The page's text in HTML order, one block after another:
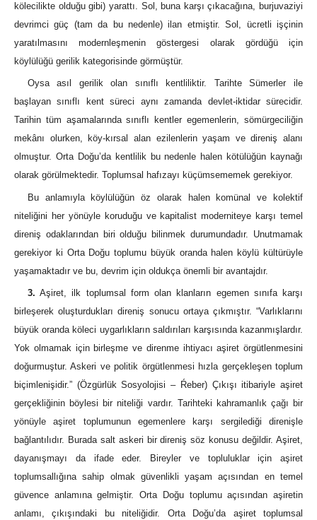
kölecilikte olduğu gibi) yarattı. Sol, buna karşı çıkacağına, burjuvaziyi
devrimci güç (tam da bu nedenle) ilan etmiştir. Sol, ücretli işçinin
yaratılmasını modernleşmenin göstergesi olarak gördüğü için
köylülüğü gerilik kategorisinde görmüştür.
Oysa asıl gerilik olan sınıflı kentliliktir. Tarihte Sümerler ile
başlayan sınıflı kent süreci aynı zamanda devlet-iktidar sürecidir.
Tarihin tüm aşamalarında sınıflı kentler egemenlerin, sömürgeciliğin
mekânı olurken, köy-kırsal alan ezilenlerin yaşam ve direniş alanı
olmuştur. Orta Doğu’da kentlilik bu nedenle halen kötülüğün kaynağı
olarak görülmektedir. Toplumsal hafızayı küçümsememek gerekiyor.
Bu anlamıyla köylülüğün öz olarak halen komünal ve kolektif
niteliğini her yönüyle koruduğu ve kapitalist moderniteye karşı temel
direniş odaklarından biri olduğu bilinmek durumundadır. Unutmamak
gerekiyor ki Orta Doğu toplumu büyük oranda halen köylü kültürüyle
yaşamaktadır ve bu, devrim için oldukça önemli bir avantajdır.
3. Aşiret, ilk toplumsal form olan klanların egemen sınıfa karşı
birleşerek oluşturdukları direniş sonucu ortaya çıkmıştır. “Varlıklarını
büyük oranda köleci uygarlıkların saldırıları karşısında kazanmışlardır.
Yok olmamak için birleşme ve direnme ihtiyacı aşiret örgütlenmesini
doğurmuştur. Askeri ve politik örgütlenmesi hızla gerçekleşen toplum
biçimlenişidir.” (Özgürlük Sosyolojisi – Ŕeber) Çıkışı itibariyle aşiret
gerçekliğinin böylesi bir niteliği vardır. Tarihteki kahramanlık çağı bir
yönüyle aşiret toplumunun egemenlere karşı sergilediği direnişle
bağlantılıdır. Burada salt askeri bir direniş söz konusu değildir. Aşiret,
dayanışmayı da ifade eder. Bireyler ve topluluklar için aşiret
toplumsallığına sahip olmak güvenlikli yaşam açısından en temel
güvence anlamına gelmiştir. Orta Doğu toplumu açısından aşiretin
anlamı, çıkışındaki bu niteliğidir. Orta Doğu’da aşiret toplumsal